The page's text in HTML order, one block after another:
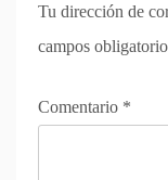
Tu dirección de
campos
Comentario *